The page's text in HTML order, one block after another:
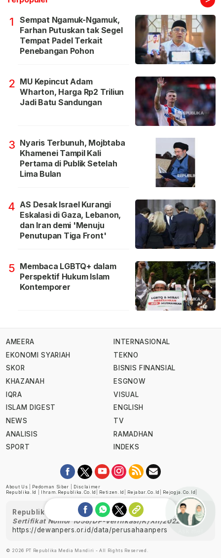
1
Sempat Ngamuk-Ngamuk,
Farhan Putuskan tak Segel
Tempat Padel Terkait
Penebangan Pohon
2 MU Kepincut Adam
Wharton, Harga Rp2 Triliun
Jadi Batu Sandungan
3 Nyaris Terbunuh, Mojbtaba
Khamenei Tampil Kali
Pertama di Publik Setelah
Lima Bulan
4 AS Desak Israel Kurangi
Eskalasi di Gaza, Lebanon,
dan Iran demi 'Menuju
Penutupan Tiga Front'
5 Membaca LGBTQ+ dalam
Perspektif Hukum Islam
Kontemporer
AMEERA
EKONOMI SYARIAH
SKOR
KHAZANAH
IQRA
ISLAM DIGEST
NEWS
ANALISIS
SPORT
INTERNASIONAL
TEKNO
BISNIS FINANSIAL
ESGNOW
VISUAL
ENGLISH
TV
RAMADHAN
INDEKS
About Us Pedoman Siber
Disclaimer
Republika.id
Ihram.republika.co.id Retizen.id Rejabar.co.id Rejogja.co.id
Republika telah diverifikasi oleh Dewan Pers
Sertifikat Nomor 1058/DP-Verifikasi/K/XII/2022
https://dewanpers.or.id/data/perusahaanpers
© 2026 PT Republika Media Mandiri - All Rights Reserved.